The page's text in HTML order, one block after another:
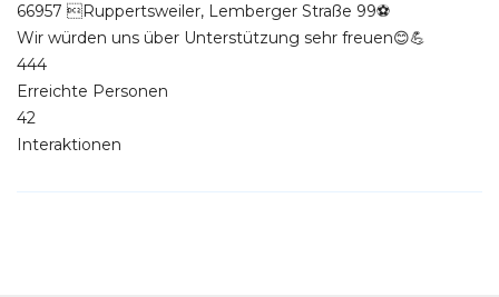
66957 Ruppertsweiler, Lemberger Straße 99⚽
Wir würden uns über Unterstützung sehr freuen😊💪
444
Erreichte Personen
42
Interaktionen